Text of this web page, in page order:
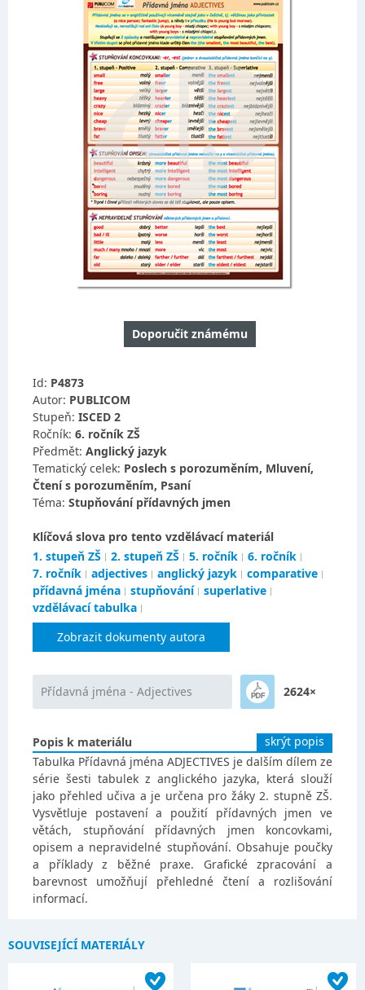
Doporučit známému
Id: P4873
Autor: PUBLICOM
Stupeň: ISCED 2
Ročník: 6. ročník ZŠ
Předmět: Anglický jazyk
Tematický celek: Poslech s porozuměním, Mluvení,
Čtení s porozuměním, Psaní
Téma: Stupňování přídavných jmen
Klíčová slova pro tento vzdělávací materiál
1. stupeň ZŠ
2. stupeň ZŠ 5. ročník
6. ročník
7. ročník
adjectives anglický jazyk
comparative
přídavná jména
stupňování
superlative
vzdělávací tabulka
Zobrazit dokumenty autora
Přídavná jména - Adjectives 2624×
Popis k materiálu
skrýt popis
Tabulka Přídavná jména ADJECTIVES je dalším dílem ze
série šesti tabulek z anglického jazyka, která slouží
jako přehled učiva a je určena pro žáky 2. stupně ZŠ.
Vysvětluje postavení a použití přídavných jmen ve
větách, stupňování přídavných jmen koncovkami,
opisem a nepravidelné stupňování. Obsahuje poučky
a příklady z běžné praxe. Grafické zpracování a
barevnost umožňují přehledné čtení a rozlišování
informací.
SOUVISEJÍCÍ MATERIÁLY